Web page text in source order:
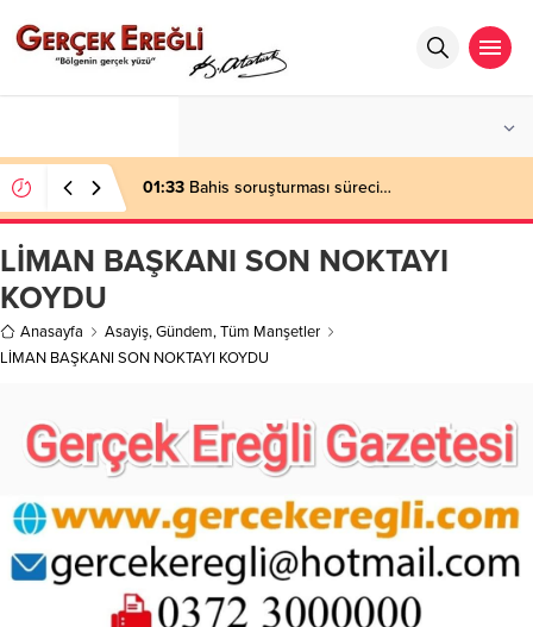
01:33 Bahis soruşturması süreci…
LİMAN BAŞKANI SON NOKTAYI
KOYDU
Anasayfa Asayiş,Gündem,Tüm Manşetler
LİMAN BAŞKANI SON NOKTAYI KOYDU